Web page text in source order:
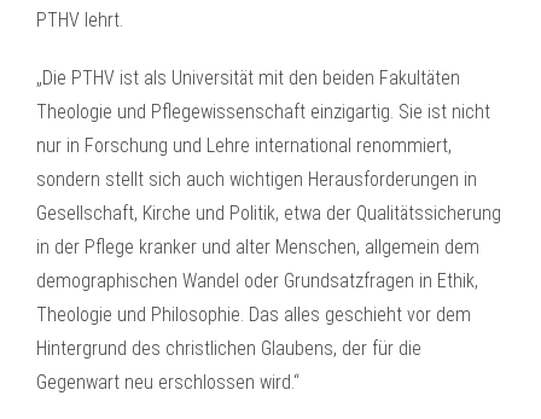
PTHV lehrt.
„Die PTHV ist als Universität mit den beiden Fakultäten
Theologie und Pflegewissenschaft einzigartig. Sie ist nicht
nur in Forschung und Lehre international renommiert,
sondern stellt sich auch wichtigen Herausforderungen in
Gesellschaft, Kirche und Politik, etwa der Qualitätssicherung
in der Pflege kranker und alter Menschen, allgemein dem
demographischen Wandel oder Grundsatzfragen in Ethik,
Theologie und Philosophie. Das alles geschieht vor dem
Hintergrund des christlichen Glaubens, der für die
Gegenwart neu erschlossen wird.“